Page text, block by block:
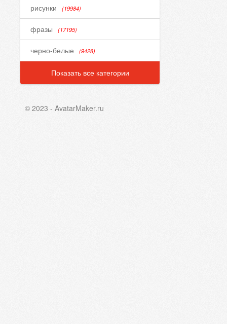
рисунки (19984)
фразы (17195)
черно-белые (9428)
Показать все категории
© 2023 - AvatarMaker.ru